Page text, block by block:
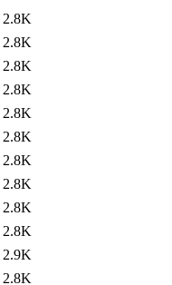
2.8K
2.8K
2.8K
2.8K
2.8K
2.8K
2.8K
2.8K
2.8K
2.8K
2.9K
2.8K